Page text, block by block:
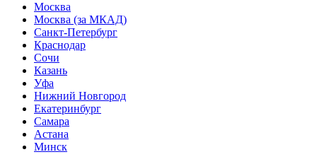
Москва
Москва (за МКАД)
Санкт-Петербург
Краснодар
Сочи
Казань
Уфа
Нижний Новгород
Екатеринбург
Самара
Астана
Минск